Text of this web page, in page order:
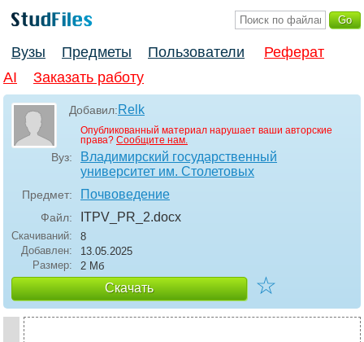
Вузы Предметы Пользователи
Реферат
AI
Заказать работу
Добавил:Relk
Опубликованный материал нарушает ваши авторские
права? Сообщите нам.
Вуз:
Владимирский государственный
университет им. Столетовых
Предмет: Почвоведение
Файл: ITPV_PR_2.docx
Скачиваний:
8
Добавлен:
13.05.2025
Размер:
2 Мб
Скачать ☆